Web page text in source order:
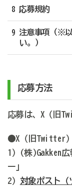
8 応募規約
9 注意事項（※
い。）
応募方法
応募は、X（旧
●X（旧Twitter
1）(株)Gakken
ー」
2） 対象ポスト（